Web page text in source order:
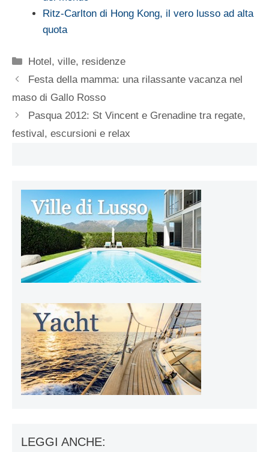
Ritz-Carlton di Hong Kong, il vero lusso ad alta
quota
Categorie
Hotel, ville, residenze
Festa della mamma: una rilassante vacanza nel
maso di Gallo Rosso
Pasqua 2012: St Vincent e Grenadine tra regate,
festival, escursioni e relax
LEGGI ANCHE: